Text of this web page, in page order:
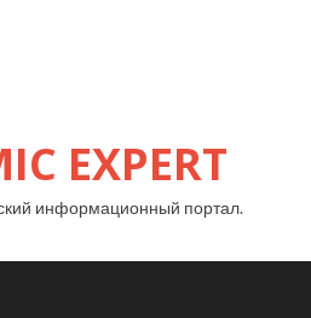
EXPERT
информационный портал.